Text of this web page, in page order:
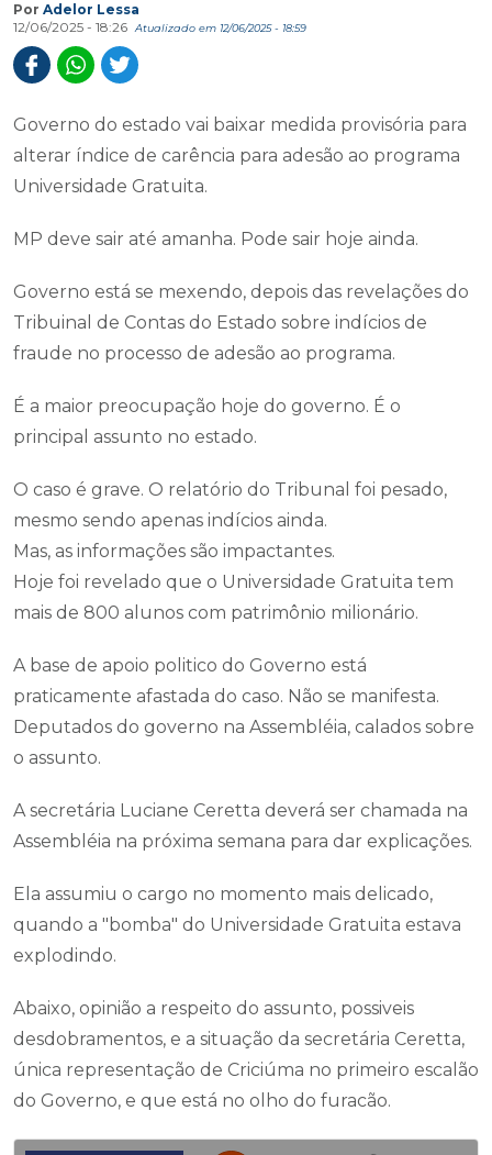
Por Adelor Lessa
12/06/2025 - 18:26
Atualizado em 12/06/2025 - 18:59
Governo do estado vai baixar medida provisória para
alterar índice de carência para adesão ao programa
Universidade Gratuita.
MP deve sair até amanha. Pode sair hoje ainda.
Governo está se mexendo, depois das revelações do
Tribuinal de Contas do Estado sobre indícios de
fraude no processo de adesão ao programa.
É a maior preocupação hoje do governo. É o
principal assunto no estado.
O caso é grave. O relatório do Tribunal foi pesado,
mesmo sendo apenas indícios ainda.
Mas, as informações são impactantes.
Hoje foi revelado que o Universidade Gratuita tem
mais de 800 alunos com patrimônio milionário.
A base de apoio politico do Governo está
praticamente afastada do caso. Não se manifesta.
Deputados do governo na Assembléia, calados sobre
o assunto.
A secretária Luciane Ceretta deverá ser chamada na
Assembléia na próxima semana para dar explicações.
Ela assumiu o cargo no momento mais delicado,
quando a "bomba" do Universidade Gratuita estava
explodindo.
Abaixo, opinião a respeito do assunto, possiveis
desdobramentos, e a situação da secretária Ceretta,
única representação de Criciúma no primeiro escalão
do Governo, e que está no olho do furacão.